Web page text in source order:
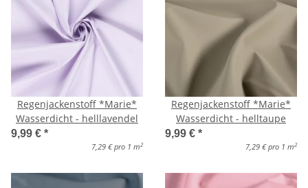
Regenjackenstoff *Marie*
Wasserdicht - helllavendel
9,99 € *
7,29 € pro 1 m 2
Regenjackenstoff *Marie*
Wasserdicht - helltaupe
9,99 € *
7,29 € pro 1 m 2